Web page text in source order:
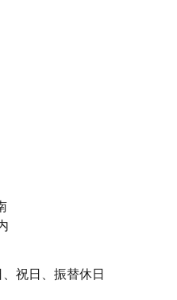
祝日、振替休日